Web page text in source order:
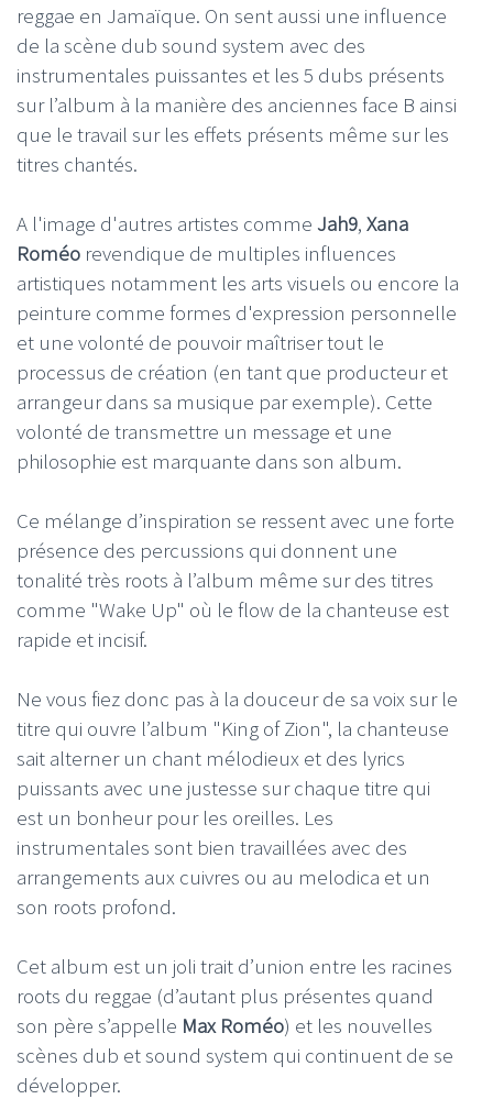
reggae en Jamaïque. On sent aussi une influence
de la scène dub sound system avec des
instrumentales puissantes et les 5 dubs présents
sur l’album à la manière des anciennes face B ainsi
que le travail sur les effets présents même sur les
titres chantés.
A l'image d'autres artistes comme Jah9, Xana
Roméo revendique de multiples influences
artistiques notamment les arts visuels ou encore la
peinture comme formes d'expression personnelle
et une volonté de pouvoir maîtriser tout le
processus de création (en tant que producteur et
arrangeur dans sa musique par exemple). Cette
volonté de transmettre un message et une
philosophie est marquante dans son album.
Ce mélange d’inspiration se ressent avec une forte
présence des percussions qui donnent une
tonalité très roots à l’album même sur des titres
comme "Wake Up" où le flow de la chanteuse est
rapide et incisif.
Ne vous fiez donc pas à la douceur de sa voix sur le
titre qui ouvre l’album "King of Zion", la chanteuse
sait alterner un chant mélodieux et des lyrics
puissants avec une justesse sur chaque titre qui
est un bonheur pour les oreilles. Les
instrumentales sont bien travaillées avec des
arrangements aux cuivres ou au melodica et un
son roots profond.
Cet album est un joli trait d’union entre les racines
roots du reggae (d’autant plus présentes quand
son père s’appelle Max Roméo) et les nouvelles
scènes dub et sound system qui continuent de se
développer.